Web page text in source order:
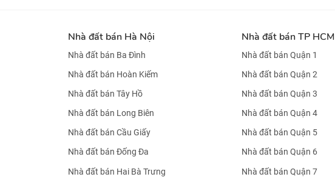
Nhà đất bán Hà Nội
Nhà đất bán Ba Đình
Nhà đất bán Hoàn Kiếm
Nhà đất bán Tây Hồ
Nhà đất bán Long Biên
Nhà đất bán Cầu Giấy
Nhà đất bán Đống Đa
Nhà đất bán Hai Bà Trưng
Nhà đất bán TP HCM
Nhà đất bán Quận 1
Nhà đất bán Quận 2
Nhà đất bán Quận 3
Nhà đất bán Quận 4
Nhà đất bán Quận 5
Nhà đất bán Quận 6
Nhà đất bán Quận 7